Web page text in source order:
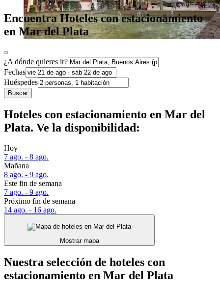
Encuentra Hoteles con estacionamiento
en Mar del Plata
¿A dónde quieres ir?
Fechas
Huéspedes
Buscar
Hoteles con estacionamiento en Mar del
Plata. Ve la disponibilidad:
Hoy
7 ago. - 8 ago.
Mañana
8 ago. - 9 ago.
Este fin de semana
7 ago. - 9 ago.
Próximo fin de semana
14 ago. - 16 ago.
Mostrar mapa
Nuestra selección de hoteles con
estacionamiento en Mar del Plata